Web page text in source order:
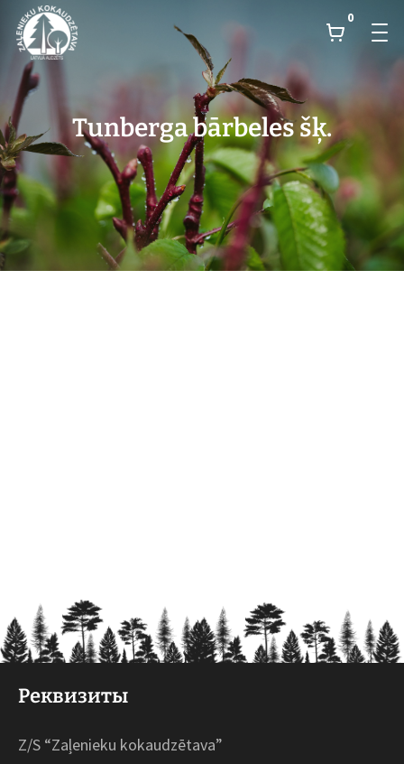
0
Tunberga bārbeles šķ.
Реквизиты
Z/S “Zaļenieku kokaudzētava”